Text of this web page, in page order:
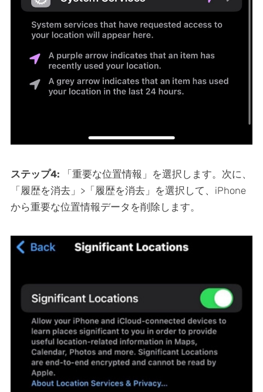
ステップ4:
「重要な位置情報」を選択します。次に、
「履歴を消去」>「履歴を消去」を選択して、iPhone
から重要な位置情報データを削除します。